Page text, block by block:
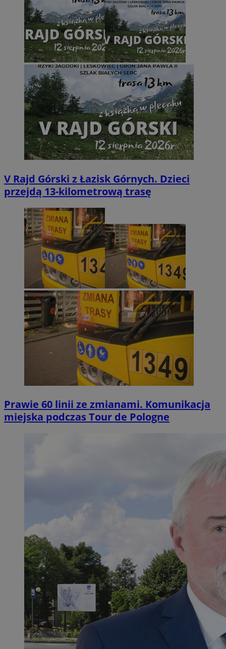
V Rajd Górski z Łazisk Górnych. Dzieci
przejdą 13-kilometrową trasę
Prawie 60 linii ze zmianami. Komunikacja
miejska podczas Tour de Pologne